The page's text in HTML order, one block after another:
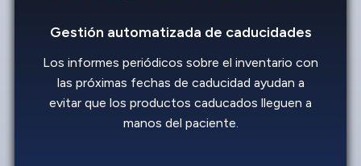
Gestión automatizada de caducidades
Los informes periódicos sobre el inventario con
las próximas fechas de caducidad ayudan a
evitar que los productos caducados lleguen a
manos del paciente.